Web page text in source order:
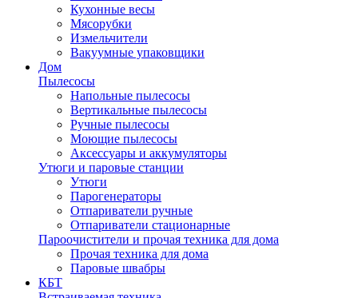
Кухонные весы
Мясорубки
Измельчители
Вакуумные упаковщики
Дом
Пылесосы
Напольные пылесосы
Вертикальные пылесосы
Ручные пылесосы
Моющие пылесосы
Аксессуары и аккумуляторы
Утюги и паровые станции
Утюги
Парогенераторы
Отпариватели ручные
Отпариватели стационарные
Пароочистители и прочая техника для дома
Прочая техника для дома
Паровые швабры
КБТ